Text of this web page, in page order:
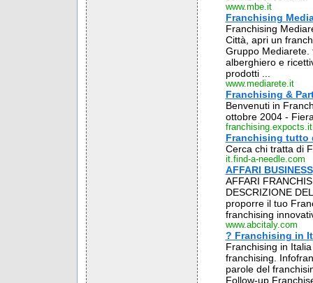
www.mbe.it
Franchising
Franchising
Città, apri un
Gruppo Mediarete.
alberghiero e
prodotti ...
www.mediarete.it
Franchising &
Benvenuti in
ottobre 2004 -
franchising.expocts.it
Franchising tutto
Cerca chi tratta di
it.find-a-needle.com
AFFARI BUSINESS
AFFARI
DESCRIZIONE
proporre il tuo
franchising
www.abcitaly.com
? Franchising in
Franchising in
franchising.
parole del
Follow-up